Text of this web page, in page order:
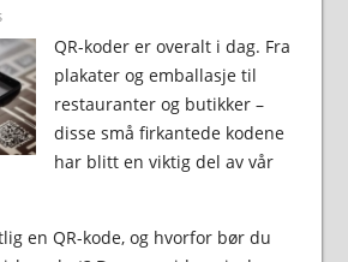
QR-koder er overalt i dag. Fra
plakater og emballasje til
restauranter og butikker –
disse små firkantede kodene
har blitt en viktig del av vår
en QR-kode, og hvorfor bør du